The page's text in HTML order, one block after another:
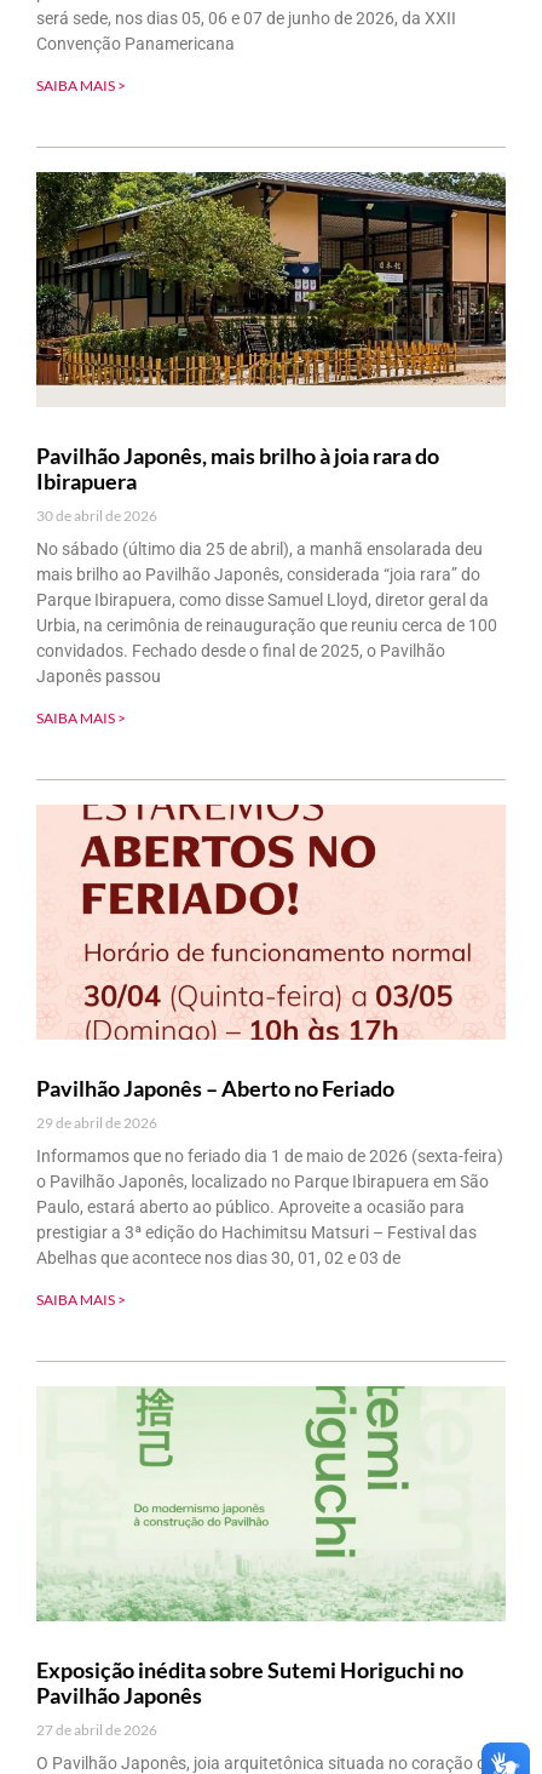
será sede, nos dias 05, 06 e 07 de junho de 2026, da XXII
Convenção Panamericana
SAIBA MAIS >
Pavilhão Japonês, mais brilho à joia rara do
Ibirapuera
30 de abril de 2026
No sábado (último dia 25 de abril), a manhã ensolarada deu
mais brilho ao Pavilhão Japonês, considerada “joia rara” do
Parque Ibirapuera, como disse Samuel Lloyd, diretor geral da
Urbia, na cerimônia de reinauguração que reuniu cerca de 100
convidados. Fechado desde o final de 2025, o Pavilhão
Japonês passou
SAIBA MAIS >
Pavilhão Japonês – Aberto no Feriado
29 de abril de 2026
Informamos que no feriado dia 1 de maio de 2026 (sexta-feira)
o Pavilhão Japonês, localizado no Parque Ibirapuera em São
Paulo, estará aberto ao público. Aproveite a ocasião para
prestigiar a 3ª edição do Hachimitsu Matsuri – Festival das
Abelhas que acontece nos dias 30, 01, 02 e 03 de
SAIBA MAIS >
Exposição inédita sobre Sutemi Horiguchi no
Pavilhão Japonês
27 de abril de 2026
O Pavilhão Japonês, joia arquitetônica situada no coração do